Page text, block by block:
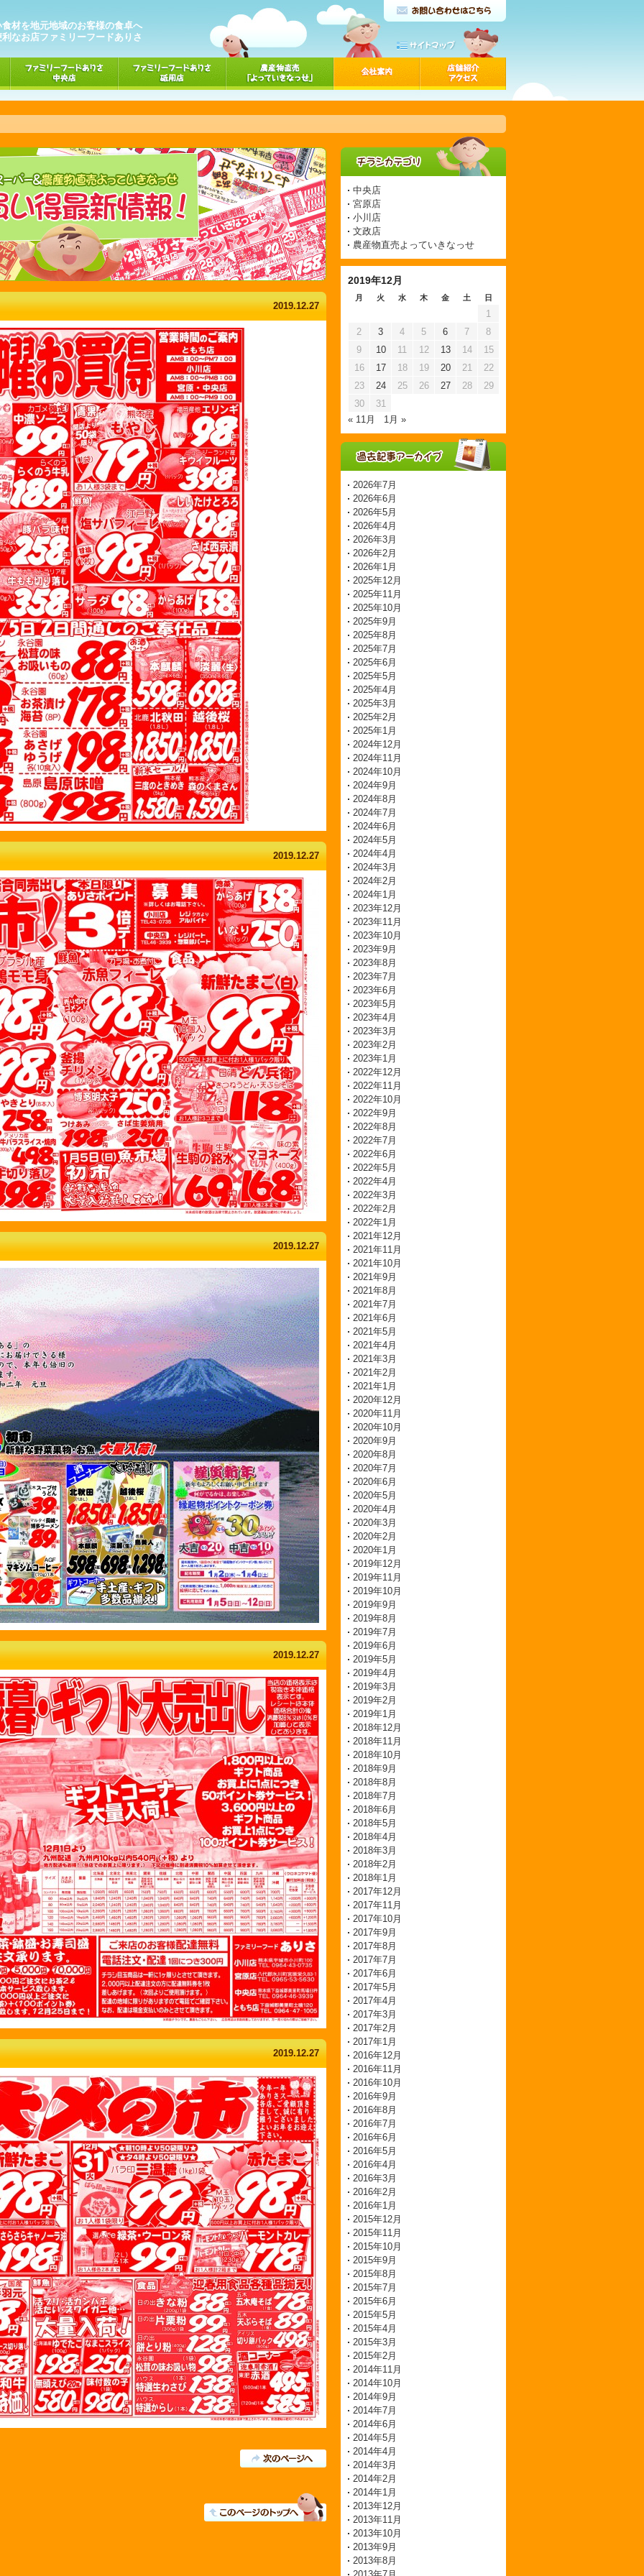
材を地元地域のお客様の食卓へ
なお店ファミリーフードありさ
2019.12.27
2019.12.27
2019.12.27
2019.12.27
2019.12.27
中央店
宮原店
小川店
文政店
農産物直売よっていきなっせ
2019年12月
月 火 水 木 金 土 日
1
2
3 4 5 6 7
8
9
10 11 12 13 14
15
16
17 18 19 20 21
22
23
24 25 26 27 28
29
30
31
« 11月
1月 »
2026年7月
2026年6月
2026年5月
2026年4月
2026年3月
2026年2月
2026年1月
2025年12月
2025年11月
2025年10月
2025年9月
2025年8月
2025年7月
2025年6月
2025年5月
2025年4月
2025年3月
2025年2月
2025年1月
2024年12月
2024年11月
2024年10月
2024年9月
2024年8月
2024年7月
2024年6月
2024年5月
2024年4月
2024年3月
2024年2月
2024年1月
2023年12月
2023年11月
2023年10月
2023年9月
2023年8月
2023年7月
2023年6月
2023年5月
2023年4月
2023年3月
2023年2月
2023年1月
2022年12月
2022年11月
2022年10月
2022年9月
2022年8月
2022年7月
2022年6月
2022年5月
2022年4月
2022年3月
2022年2月
2022年1月
2021年12月
2021年11月
2021年10月
2021年9月
2021年8月
2021年7月
2021年6月
2021年5月
2021年4月
2021年3月
2021年2月
2021年1月
2020年12月
2020年11月
2020年10月
2020年9月
2020年8月
2020年7月
2020年6月
2020年5月
2020年4月
2020年3月
2020年2月
2020年1月
2019年12月
2019年11月
2019年10月
2019年9月
2019年8月
2019年7月
2019年6月
2019年5月
2019年4月
2019年3月
2019年2月
2019年1月
2018年12月
2018年11月
2018年10月
2018年9月
2018年8月
2018年7月
2018年6月
2018年5月
2018年4月
2018年3月
2018年2月
2018年1月
2017年12月
2017年11月
2017年10月
2017年9月
2017年8月
2017年7月
2017年6月
2017年5月
2017年4月
2017年3月
2017年2月
2017年1月
2016年12月
2016年11月
2016年10月
2016年9月
2016年8月
2016年7月
2016年6月
2016年5月
2016年4月
2016年3月
2016年2月
2016年1月
2015年12月
2015年11月
2015年10月
2015年9月
2015年8月
2015年7月
2015年6月
2015年5月
2015年4月
2015年3月
2015年2月
2014年11月
2014年10月
2014年9月
2014年7月
2014年6月
2014年5月
2014年4月
2014年3月
2014年2月
2014年1月
2013年12月
2013年11月
2013年10月
2013年9月
2013年8月